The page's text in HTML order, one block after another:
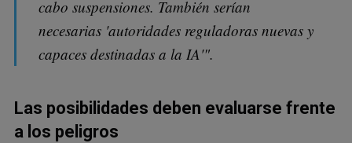
cabo suspensiones. También serían
necesarias 'autoridades reguladoras nuevas y
capaces destinadas a la IA'".
Las posibilidades deben evaluarse frente
a los peligros